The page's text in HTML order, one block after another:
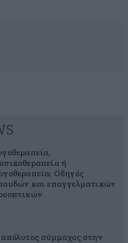
ή
Οδηγός
και επαγγελματικών
σύμμαχος στην